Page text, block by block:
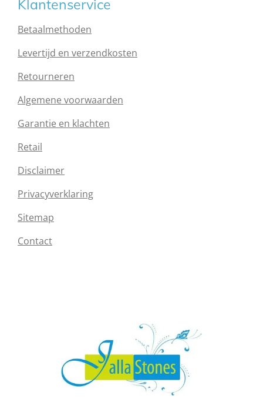
Klantenservice
Betaalmethoden
Levertijd en verzendkosten
Retourneren
Algemene voorwaarden
Garantie en klachten
Retail
Disclaimer
Privacyverklaring
Sitemap
Contact